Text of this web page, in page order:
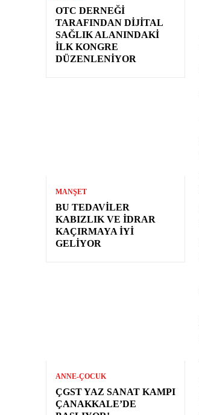
OTC DERNEĞI
TARAFINDAN DIJITAL
SAĞLIK ALANINDAKI
İLK KONGRE
DÜZENLENIYOR
MANŞET
BU TEDAVILER
KABIZLIK VE İDRAR
KAÇIRMAYA İYI
GELIYOR
ANNE-ÇOCUK
ÇGST YAZ SANAT KAMPI
ÇANAKKALE’DE